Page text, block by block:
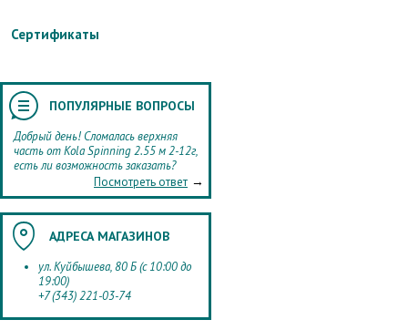
Сертификаты
ПОПУЛЯРНЫЕ ВОПРОСЫ
Добрый день! Сломалась верхняя
часть от Kola Spinning 2.55 м 2-12г,
есть ли возможность заказать?
Посмотреть ответ →
АДРЕСА МАГАЗИНОВ
ул. Куйбышева, 80 Б (с 10:00 до
19:00)
+7 (343) 221-03-74